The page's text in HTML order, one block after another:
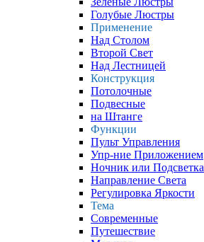
Голубые Люстры
Применение
Над Столом
Второй Свет
Над Лестницей
Конструкция
Потолочные
Подвесные
на Штанге
Функции
Пульт Управления
Упр-ние Приложением
Ночник или Подсветка
Направление Света
Регулировка Яркости
Тема
Современные
Путешествие